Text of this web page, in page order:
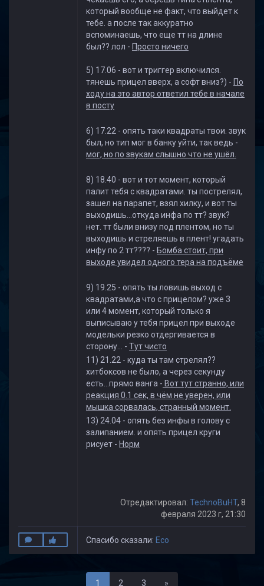
который вообще не факт, что выйдет к
тебе. а после так аккуратно
вспоминаешь, что еще тт на длине
был?? лол - Просто ничего
5) 17.06 - вот и триггер включился.
тянешь прицел вверх, а софт вниз?) - По
ходу на это автор ответил тебе в начале
в посту
6) 17.22 - опять таки квадраты твои. звук
был, но тип мог в банку уйти, так ведь -
мог, но по звукам слышно что не ушёл.
8) 18.40 - вот и тот момент, который
палит тебя с квадратами. ты пострелял,
зашел на парапет, взял хилку, и вот ты
выходишь...откуда инфа по тт? звук?
нет. тт были внизу под плентом, но ты
выходишь и стреляешь в плент! угадать
инфу по 2 тт???? - Бомба стоит, при
выходе увидел одного тера на подъёме
9) 19.25 - опять ты ловишь выход с
квадратами,а что с прицелом? уже 3
или 4 момент, который только я
выписываю у тебя прицел при выходе
модельки резко отдергивается в
сторону... - Тут чисто
11) 21.22 - куда ты там стрелял??
хитбоксов не было, а через секунду
есть...прямо ванга - Вот тут странно, или
реакция 0.1 сек, в чём не уверен, или
мышка сорвалась, странный момент.
13) 24.04 - опять без инфы в голову с
залипанием. и опять прицел круги
рисует - Норм
Отредактировал: TechnoBuHT, 8
февраля 2023 г, 21:30
Спасибо сказали: Eco
1 2 3 »